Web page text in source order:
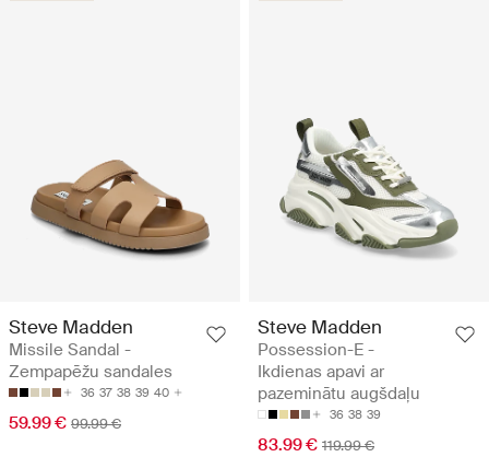
Steve Madden
Missile Sandal -
Zempapēžu sandales
36 37 38 39 40
59.99 € 99.99 €
Steve Madden
Possession-E -
Ikdienas apavi ar
pazeminātu augšdaļu
36 38 39
83.99 € 119.99 €